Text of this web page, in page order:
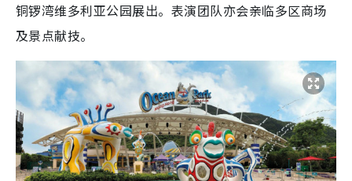
铜锣湾维多利亚公园展出。表演团队亦会亲临多区商场
及景点献技。